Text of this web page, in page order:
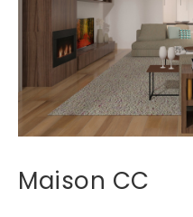
Maison CC